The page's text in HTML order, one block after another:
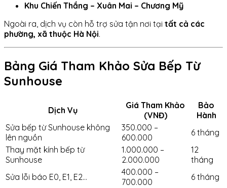
Khu Chiến Thắng – Xuân Mai – Chương Mỹ
Ngoài ra, dịch vụ còn hỗ trợ sửa tận nơi tại tất cả các
phường, xã thuộc Hà Nội.
Bảng Giá Tham Khảo Sửa Bếp Từ
Sunhouse
Dịch Vụ
Giá Tham Khảo
(VNĐ)
Bảo
Hành
Sửa bếp từ Sunhouse không
lên nguồn
350.000 –
600.000
6 tháng
Thay mặt kính bếp từ
Sunhouse
1.000.000 –
2.000.000
12
tháng
Sửa lỗi báo E0, E1, E2…
400.000 –
700.000
6 tháng